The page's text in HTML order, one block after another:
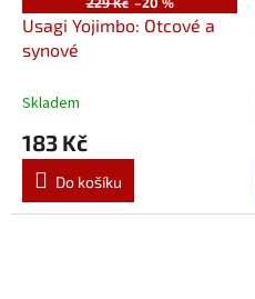
Usagi Yojimbo: Otcové a
synové
Skladem
183 Kč
Do košíku